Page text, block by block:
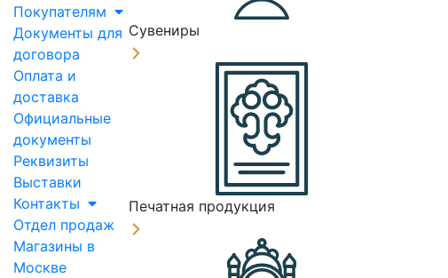
Покупателям
Документы для
договора
Оплата и
доставка
Официальные
документы
Реквизиты
Выставки
Контакты
Отдел продаж
Магазины в
Москве
Сувениры
Печатная продукция